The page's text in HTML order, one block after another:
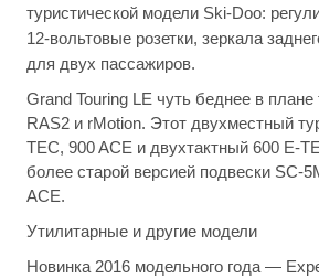
туристической модели Ski-Doo:
12-вольтовые розетки, зеркала
для двух пассажиров.
Grand Touring LE чуть беднее в
RAS2 и rMotion. Этот двухместный
TEC, 900 ACE и двухтактный 600 E-
более старой версией подвески SC-
ACE.
Утилитарные и другие модели
Новинка 2016 модельного года —